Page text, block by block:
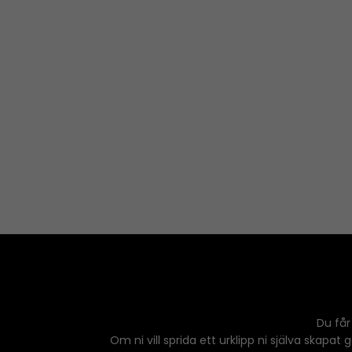
Du
Om ni vill sprida ett urklipp ni själva